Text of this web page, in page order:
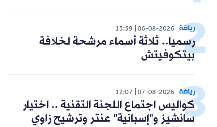
رياضة 06-08-2026
13:59
رسميا.. ثلاثة أسماء مرشحة لخلافة
بيتكوفيتش
رياضة 07-08-2026
12:07
كواليس اجتماع اللجنة التقنية .. اختيار
سانشيز و"إسبانية" عنتر وترشيح زاوي